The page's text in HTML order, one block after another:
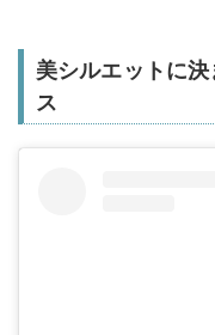
美シルエットに
ス